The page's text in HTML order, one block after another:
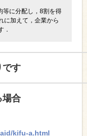
等に分配し，8割を得
に加えて，企業から
．
です
場合
kifu-a.html